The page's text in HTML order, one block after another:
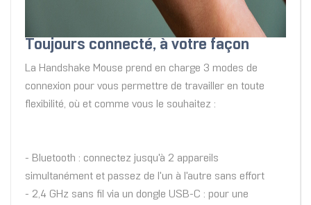
Toujours connecté, à votre façon
La Handshake Mouse prend en charge 3 modes de
connexion pour vous permettre de travailler en toute
flexibilité, où et comme vous le souhaitez :
- Bluetooth : connectez jusqu'à 2 appareils
simultanément et passez de l'un à l'autre sans effort
- 2,4 GHz sans fil via un dongle USB-C : pour une